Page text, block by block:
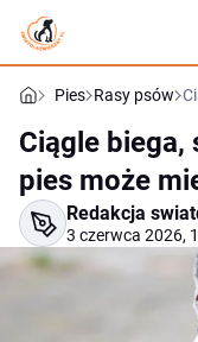
Pies Rasy psów
Ciągle biega,
pies może
Redakcja
3 czerwca 2026,